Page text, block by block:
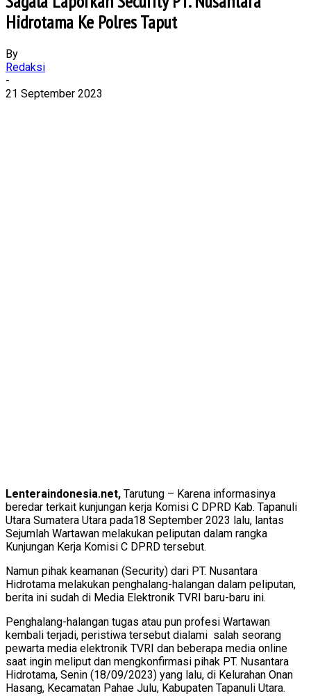
Hidrotama Ke Polres Taput
By
Redaksi
-
21 September 2023
Lenteraindonesia.net, Tarutung – Karena informasinya
beredar terkait kunjungan kerja Komisi C DPRD Kab. Tapanuli
Utara Sumatera Utara pada18 September 2023 lalu, lantas
Sejumlah Wartawan melakukan peliputan dalam rangka
Kunjungan Kerja Komisi C DPRD tersebut.
Namun pihak keamanan (Security) dari PT. Nusantara
Hidrotama melakukan penghalang-halangan dalam peliputan,
berita ini sudah di Media Elektronik TVRI baru-baru ini.
Penghalang-halangan tugas atau pun profesi Wartawan
kembali terjadi, peristiwa tersebut dialami salah seorang
pewarta media elektronik TVRI dan beberapa media online
saat ingin meliput dan mengkonfirmasi pihak PT. Nusantara
Hidrotama, Senin (18/09/2023) yang lalu, di Kelurahan Onan
Hasang, Kecamatan Pahae Julu, Kabupaten Tapanuli Utara.